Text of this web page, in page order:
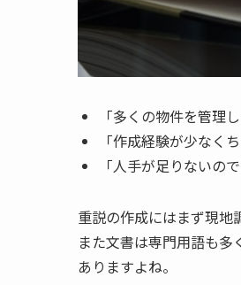
「多くの物件を管理
「作成経験が少なく
「人手が足りないの
重説の作成にはまず現地
また文書は専門用語も
ありますよね。